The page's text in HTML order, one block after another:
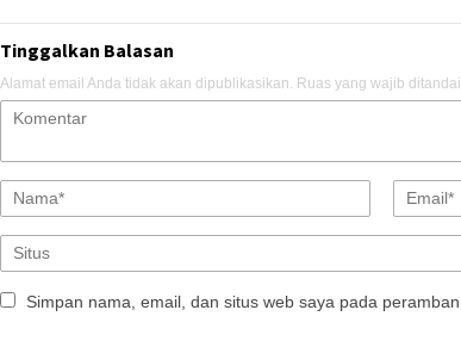
Tinggalkan Balasan
Alamat email Anda tidak akan dipublikasikan. Ruas yang wajib ditandai
Simpan nama, email, dan situs web saya pada